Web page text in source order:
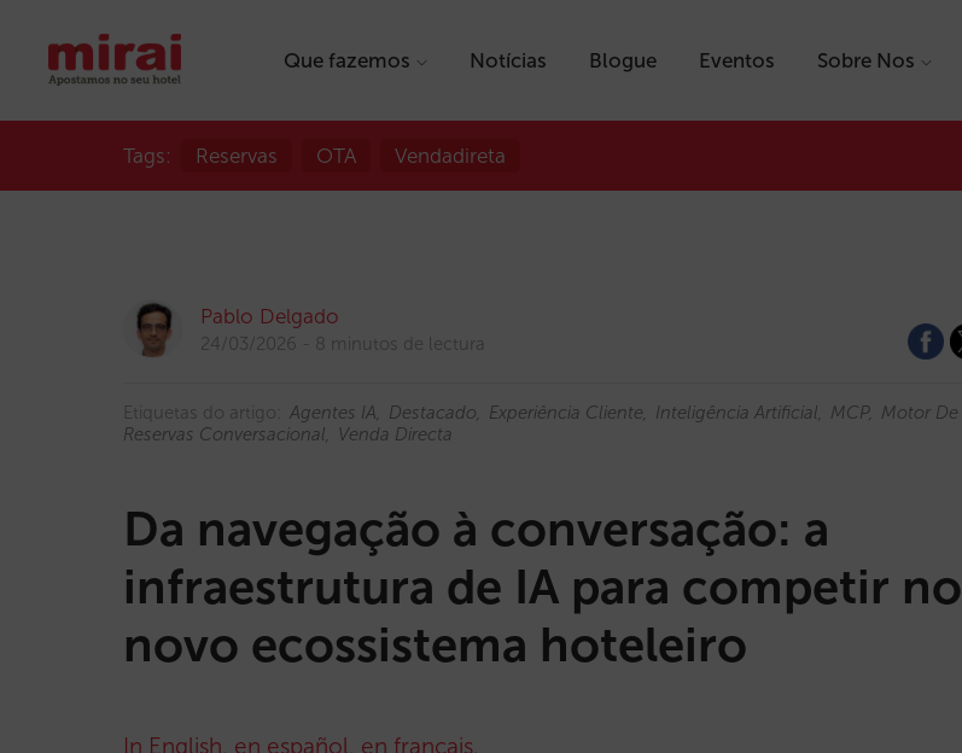
Que fazemos Notícias Blogue Eventos Sobre Nos
Tags: Reservas OTA Vendadireta
Pablo Delgado
24/03/2026 8 minutos de lectura
Etiquetas do artigo: Agentes IA Destacado Experiência Cliente Inteligência Artificial MCP
Motor De
Reservas Conversacional
Venda Directa
Da navegação à conversação: a
infraestrutura de IA para competir no
novo ecossistema hoteleiro
In English, en español, en français.